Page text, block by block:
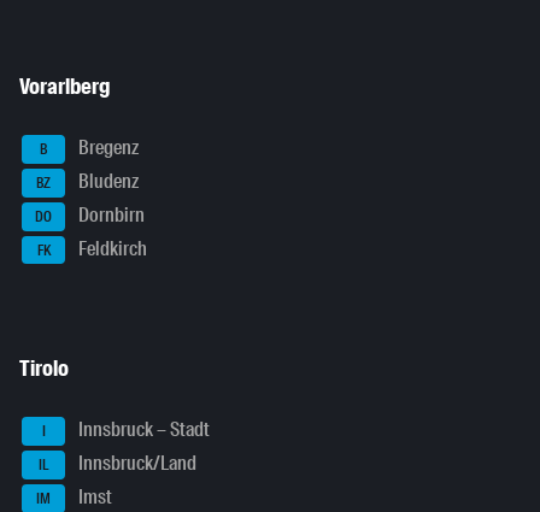
Vorarlberg
B Bregenz
BZ Bludenz
DO Dornbirn
FK Feldkirch
Tirolo
I Innsbruck – Stadt
IL Innsbruck/Land
IM Imst